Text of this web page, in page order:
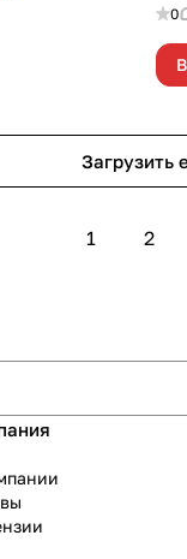
0
Загрузить
1 2